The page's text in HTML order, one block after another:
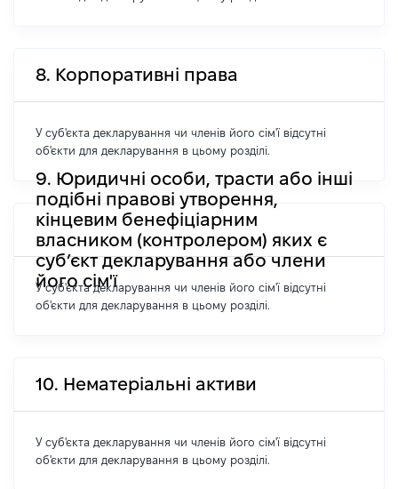
8. Корпоративні права
У суб'єкта декларування чи членів його сім'ї відсутні
об'єкти для декларування в цьому розділі.
9. Юридичні особи, трасти або інші
подібні правові утворення,
кінцевим бенефіціарним
власником (контролером) яких є
суб’єкт декларування або члени
його сім'ї
У суб'єкта декларування чи членів його сім'ї відсутні
об'єкти для декларування в цьому розділі.
10. Нематеріальні активи
У суб'єкта декларування чи членів його сім'ї відсутні
об'єкти для декларування в цьому розділі.